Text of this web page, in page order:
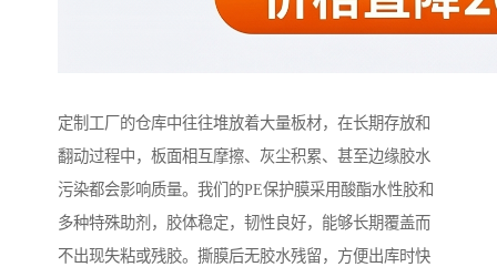
定制工厂的仓库中往往堆放着大量板材，在长期存放和
翻动过程中，板面相互摩擦、灰尘积累、甚至边缘胶水
污染都会影响质量。我们的PE保护膜采用酸酯水性胶和
多种特殊助剂，胶体稳定，韧性良好，能够长期覆盖而
不出现失粘或残胶。撕膜后无胶水残留，方便出库时快